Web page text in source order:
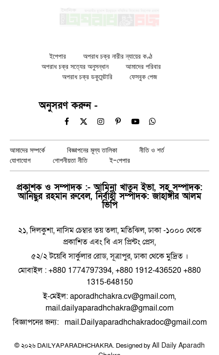
ইপেপার
অপরাধ চক্র নারীর ন্যায়ের কণ্ঠ
অপরাধ চক্র সত্যের অনুসন্ধান
আমাদের পরিবার
অপরাধ চক্র ডকুমেন্টারি
ফেসবুক পেজ
অনুসরণ করুন -
Facebook
X
InstagramPinterestYouTubeWhatsApp
আমাদের সম্পর্কে বিজ্ঞাপনের মূল্য তালিকা
নীতি ও শর্ত
যোগাযোগ
গোপনীয়তা নীতি ই-পেপার
প্রকাশক ও সম্পাদক :- আমিনা খাতুন ইভা, সহ সম্পাদক:
আনিছুর রহমান রুবেল, নির্বাহী সম্পাদক: জাহাঙ্গীর আলম
ভিপি
২১, দিলকুশা, নাসিম চেম্বার তয় তলা, মতিঝিল, ঢাকা -১০০০ থেকে
প্রকাশিত এবং বি এস প্রিন্টং প্রেস,
৫২/২ টয়েবি সার্কুলার রোড, সূত্রাপুর, ঢাকা থেকে মুদ্রিত ।
মোবাইল : +880 1774797394, +880 1912-436520 +880
1315-648150
ই-মেইল: aporadhchakra.cv@gmail.com,
mail.dailyaparadhchakra@gmail.com
বিজ্ঞাপনের জন্য: mail.Dailyaparadhchakradoc@gmail.com
© ২০২৬ DAILYAPARADHCHAKRA. Designed by All Daily Aparadh